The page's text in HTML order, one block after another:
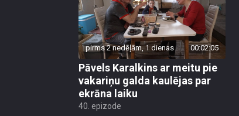
pirms 2 nedēļām, 1 dienas 00:02:05
Pāvels Karalkins ar meitu pie
vakariņu galda kaulējas par
ekrāna laiku
40. epizode